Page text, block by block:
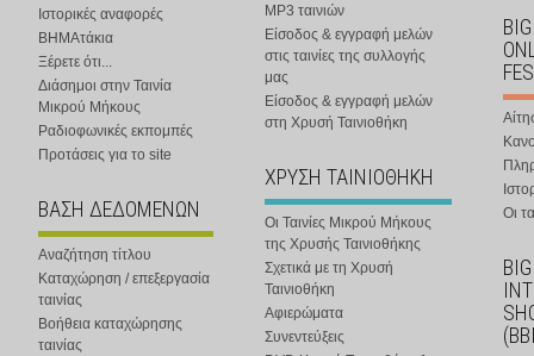
Ιστορικές αναφορές
ΒΗΜΑτάκια
Ξέρετε ότι...
Διάσημοι στην Ταινία
Μικρού Μήκους
Ραδιοφωνικές εκπομπές
Προτάσεις για το site
ΒΑΣΗ ΔΕΔΟΜΕΝΩΝ
Αναζήτηση τίτλου
Καταχώρηση / επεξεργασία
ταινίας
Βοήθεια καταχώρησης
ταινίας
MP3 ταινιών
Είσοδος & εγγραφή μελών
στις ταινίες της συλλογής
μας
Είσοδος & εγγραφή μελών
στη Χρυσή Ταινιοθήκη
ΧΡΥΣΗ ΤΑΙΝΙΟΘΗΚΗ
Οι Ταινίες Μικρού Μήκους
της Χρυσής Ταινιοθήκης
Σχετικά με τη Χρυσή
Ταινιοθήκη
Αφιερώματα
Συνεντεύξεις
Οι